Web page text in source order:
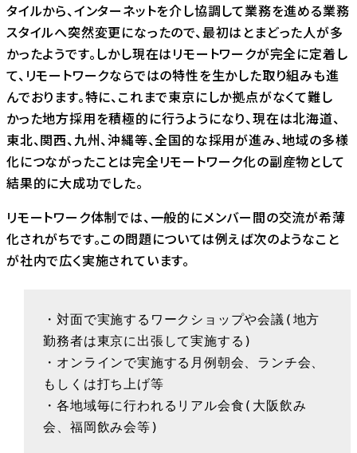
タイルから、インターネットを介し協調して業務を進める業務
スタイルへ突然変更になったので、最初はとまどった人が多
かったようです。しかし現在はリモートワークが完全に定着し
て、リモートワークならではの特性を生かした取り組みも進
んでおります。特に、これまで東京にしか拠点がなくて難し
かった地方採用を積極的に行うようになり、現在は北海道、
東北、関西、九州、沖縄等、全国的な採用が進み、地域の多様
化につながったことは完全リモートワーク化の副産物として
結果的に大成功でした。
リモートワーク体制では、一般的にメンバー間の交流が希薄
化されがちです。この問題については例えば次のようなこと
が社内で広く実施されています。
・対面で実施するワークショップや会議(地方
勤務者は東京に出張して実施する)
・オンラインで実施する月例朝会、ランチ会、
もしくは打ち上げ等
・各地域毎に行われるリアル会食(大阪飲み
会、福岡飲み会等)